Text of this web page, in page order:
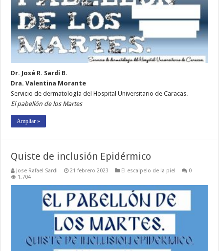
Dr. José R. Sardi B.
Dra. Valentina Morante
Servicio de dermatología del Hospital Universitario de Caracas.
El pabellón de los Martes
Ampliar »
Quiste de inclusión Epidérmico
Jose Rafael Sardi 21 febrero 2023 El escalpelo de la piel
0
1,704